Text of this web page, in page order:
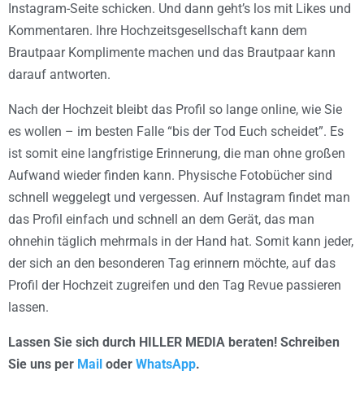
Instagram-Seite schicken. Und dann geht’s los mit Likes und
Kommentaren. Ihre Hochzeitsgesellschaft kann dem
Brautpaar Komplimente machen und das Brautpaar kann
darauf antworten.
Nach der Hochzeit bleibt das Profil so lange online, wie Sie
es wollen – im besten Falle “bis der Tod Euch scheidet”. Es
ist somit eine langfristige Erinnerung, die man ohne großen
Aufwand wieder finden kann. Physische Fotobücher sind
schnell weggelegt und vergessen. Auf Instagram findet man
das Profil einfach und schnell an dem Gerät, das man
ohnehin täglich mehrmals in der Hand hat. Somit kann jeder,
der sich an den besonderen Tag erinnern möchte, auf das
Profil der Hochzeit zugreifen und den Tag Revue passieren
lassen.
Lassen Sie sich durch HILLER MEDIA beraten! Schreiben
Sie uns per Mail oder WhatsApp.